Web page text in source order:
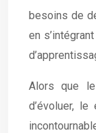
besoins de
en
Alors que
d’évoluer,